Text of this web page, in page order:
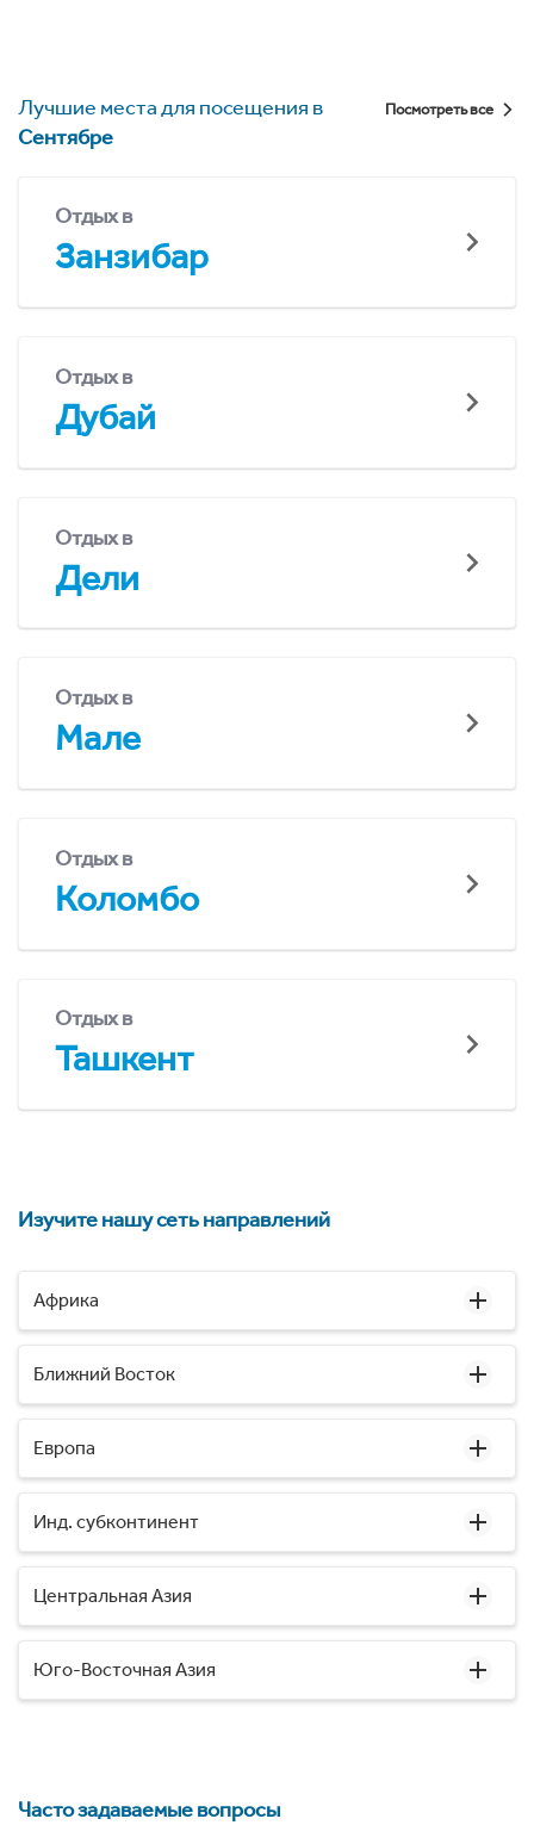
Лучшие места для посещения в
Сентябре
Посмотреть все
Отдых в
Занзибар
Отдых в
Дубай
Отдых в
Дели
Отдых в
Мале
Отдых в
Коломбо
Отдых в
Ташкент
Изучите нашу сеть направлений
Африка
Ближний Восток
Европа
Инд. субконтинент
Центральная Азия
Юго-Восточная Азия
Часто задаваемые вопросы